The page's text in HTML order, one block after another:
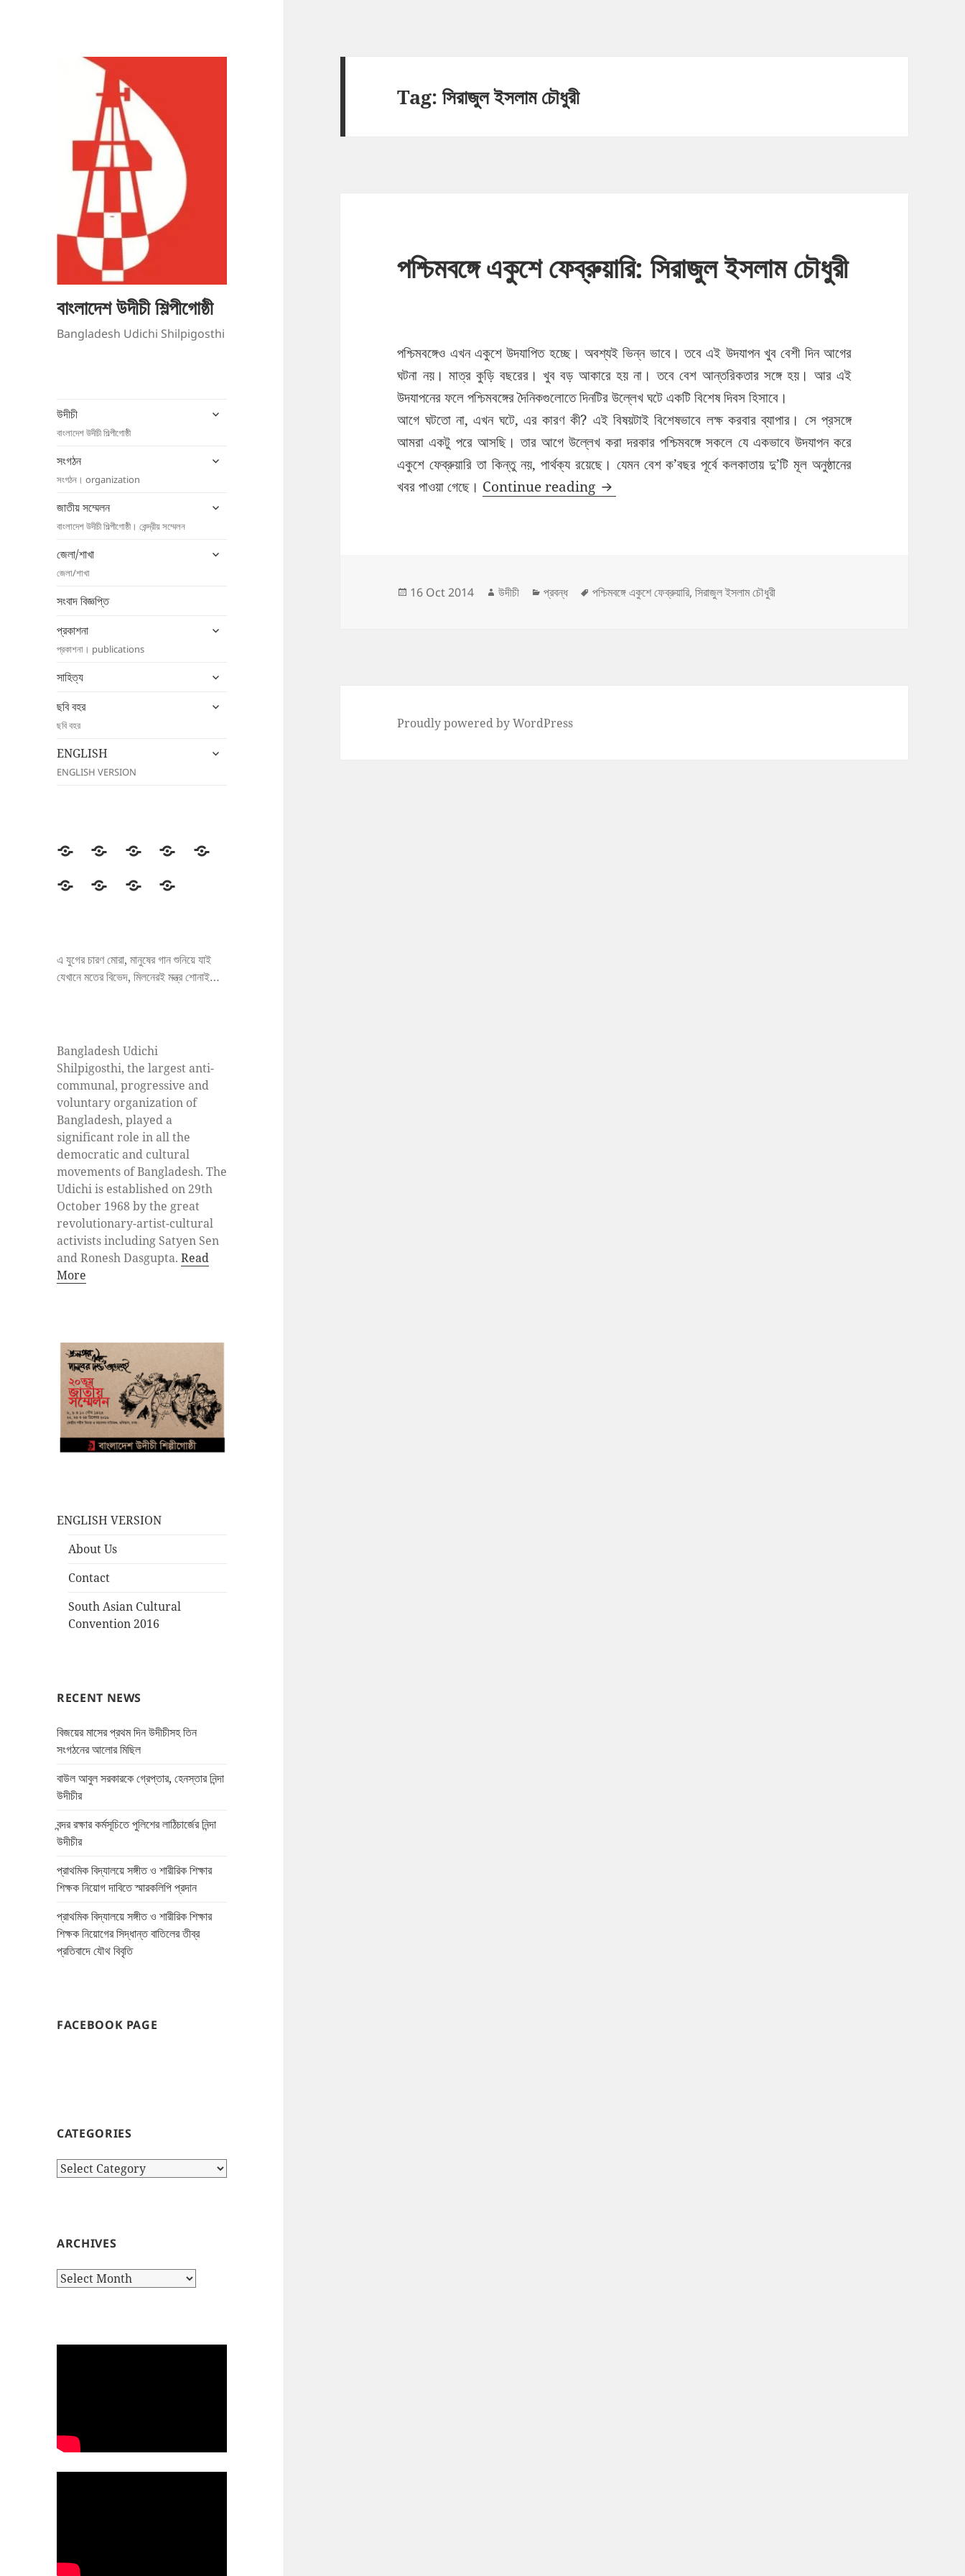
বাংলাদেশ উদীচী শিল্পীগোষ্ঠী
Bangladesh Udichi Shilpigosthi
উদীচী
বাংলাদেশ উদীচী শিল্পীগোষ্ঠী
expand
সংগঠন
সংগঠন। organization
expand
জাতীয় সম্মেলন
বাংলাদেশ উদীচী শিল্পীগোষ্ঠী। কেন্দ্রীয় সম্মেলন
expand
জেলা/শাখা
জেলা/শাখা
expand
সংবাদ বিজ্ঞপ্তি
প্রকাশনা
প্রকাশনা। publications
expand
সাহিত্য
expand
menu
ছবি বহর
ছবি বহর
expand
ENGLISH
ENGLISH VERSION
expand
উদীচী সংগঠন
জাতীয়
জেলা/
সংবাদ
প্রকাশনাসাহিত্য
ছবি
ENGLISH
এ যুগের চারণ মোরা, মানুষের গান শুনিয়ে যাই
যেখানে মতের বিভেদ, মিলনেরই মন্ত্র শোনাই…
Bangladesh Udichi
Shilpigosthi, the largest anti-
communal, progressive and
voluntary organization of
Bangladesh, played a
significant role in all the
democratic and cultural
movements of Bangladesh. The
Udichi is established on 29th
October 1968 by the great
revolutionary-artist-cultural
activists including Satyen Sen
and Ronesh Dasgupta.Read
More
ENGLISH VERSION
About Us
Contact
South Asian Cultural
Convention 2016
RECENT NEWS
বিজয়ের মাসের প্রথম দিন উদীচীসহ তিন
সংগঠনের আলোর মিছিল
বাউল আবুল সরকারকে গ্রেপ্তার, হেনস্তার নিন্দা
উদীচীর
বন্দর রক্ষার কর্মসূচিতে পুলিশের লাঠিচার্জের নিন্দা
উদীচীর
প্রাথমিক বিদ্যালয়ে সঙ্গীত ও শারীরিক শিক্ষার
শিক্ষক নিয়োগ দাবিতে স্মারকলিপি প্রদান
প্রাথমিক বিদ্যালয়ে সঙ্গীত ও শারীরিক শিক্ষার
শিক্ষক নিয়োগের সিদ্ধান্ত বাতিলের তীব্র
প্রতিবাদে যৌথ বিবৃতি
FACEBOOK PAGE
CATEGORIES
Categories
ARCHIVES
Archives
Tag:সিরাজুল ইসলাম চৌধুরী
পশ্চিমবঙ্গে একুশে ফেব্রুয়ারি: সিরাজুল ইসলাম চৌধুরী
পশ্চিমবঙ্গেও এখন একুশে উদযাপিত হচ্ছে। অবশ্যই ভিন্ন ভাবে। তবে এই উদযাপন খুব বেশী দিন আগের
ঘটনা নয়। মাত্র কুড়ি বছরের। খুব বড় আকারে হয় না। তবে বেশ আন্তরিকতার সঙ্গে হয়। আর এই
উদযাপনের ফলে পশ্চিমবঙ্গের দৈনিকগুলোতে দিনটির উল্লেখ ঘটে একটি বিশেষ দিবস হিসাবে।
আগে ঘটতো না, এখন ঘটে, এর কারণ কী? এই বিষয়টাই বিশেষভাবে লক্ষ করবার ব্যাপার। সে প্রসঙ্গে
আমরা একটু পরে আসছি। তার আগে উল্লেখ করা দরকার পশ্চিমবঙ্গে সকলে যে একভাবে উদযাপন করে
একুশে ফেব্রুয়ারি তা কিন্তু নয়, পার্থক্য রয়েছে। যেমন বেশ ক’বছর পূর্বে কলকাতায় দু’টি মূল অনুষ্ঠানের
খবর পাওয়া গেছে। Continue reading পশ্চিমবঙ্গে একুশে ফেব্রুয়ারি: সিরাজুল ইসলাম চৌধুরী
Posted
16 Oct 2014 Author
উদীচী Categories
প্রবন্ধ Tags
পশ্চিমবঙ্গে একুশে ফেব্রুয়ারি,সিরাজুল ইসলাম চৌধুরী
Proudly powered by WordPress